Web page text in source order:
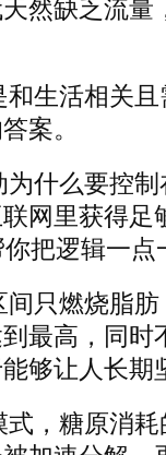
然缺乏流量
生活相关
案。
什么要控
网里获得足
把逻辑一点
只燃烧脂
最高，同时
够让人长期
，糖原消